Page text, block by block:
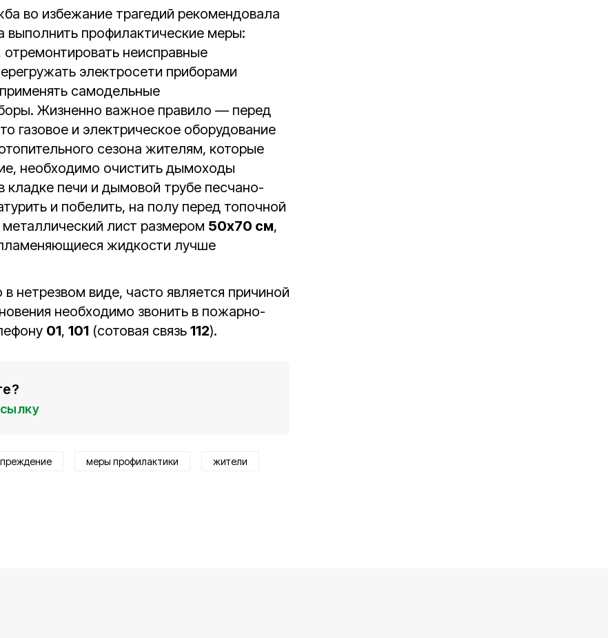
во избежание трагедий рекомендовала
выполнить профилактические меры:
неисправные
электросети приборами
самодельные
Жизненно важное правило — перед
газовое и электрическое оборудование
сезона жителям, которые
необходимо очистить дымоходы
кладке печи и дымовой трубе песчано-
и побелить, на полу перед топочной
лист размером 50x70 см,
жидкости лучше
нетрезвом виде, часто является причиной
необходимо звонить в пожарно-
01, 101 (сотовая связь 112).
меры профилактики жители